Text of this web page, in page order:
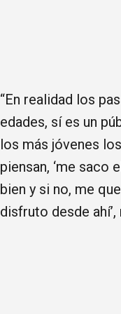
“En realidad los
edades, sí es un
los más jóvenes
piensan, ‘me saco
bien y si no, me
disfruto desde ahí’,